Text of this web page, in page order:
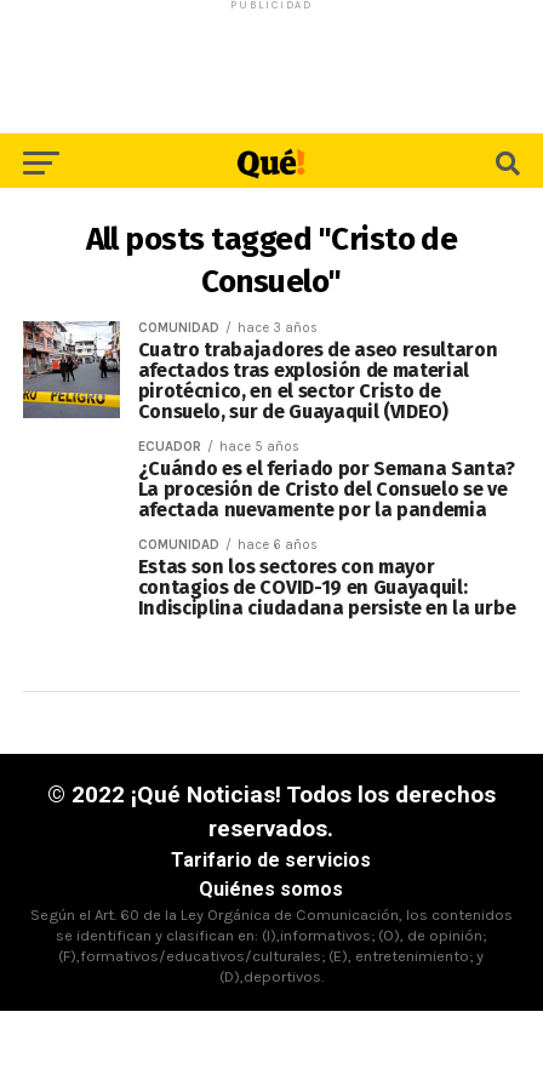
PUBLICIDAD
All posts tagged "Cristo de
Consuelo"
COMUNIDAD hace 3 años
Cuatro trabajadores de aseo resultaron
afectados tras explosión de material
pirotécnico, en el sector Cristo de
Consuelo, sur de Guayaquil (VIDEO)
ECUADOR hace 5 años
¿Cuándo es el feriado por Semana Santa?
La procesión de Cristo del Consuelo se ve
afectada nuevamente por la pandemia
COMUNIDAD hace 6 años
Estas son los sectores con mayor
contagios de COVID-19 en Guayaquil:
Indisciplina ciudadana persiste en la urbe
© 2022 ¡Qué Noticias! Todos los derechos
reservados.
Tarifario de servicios
Quiénes somos
Según el Art. 60 de la Ley Orgánica de Comunicación, los contenidos
se identifican y clasifican en: (I),informativos; (O), de opinión;
(F),formativos/educativos/culturales; (E), entretenimiento; y
(D),deportivos.